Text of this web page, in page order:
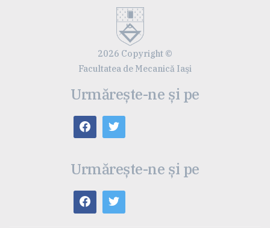
2026 Copyright ©
Facultatea de Mecanică Iaşi
Urmărește-ne și pe
Urmărește-ne și pe